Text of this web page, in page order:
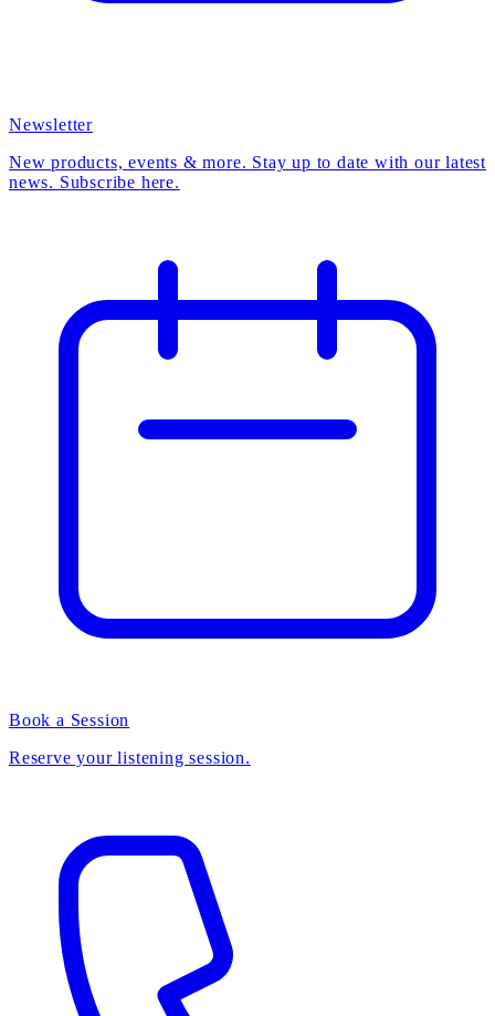
Newsletter
New products, events & more. Stay up to date with our latest
news. Subscribe here.
Book a Session
Reserve your listening session.